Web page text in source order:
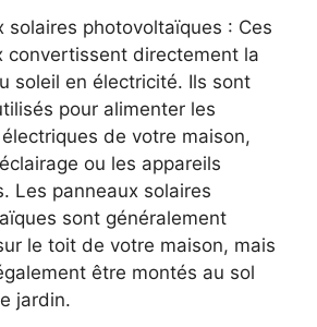
‌solaires photovoltaïques :‍ Ces
convertissent directement la
soleil en électricité. Ils sont
pour alimenter les
de votre⁢ maison,
ou les appareils
Les panneaux solaires
sont généralement
le toit de votre maison, mais
être​ montés au sol
jardin.